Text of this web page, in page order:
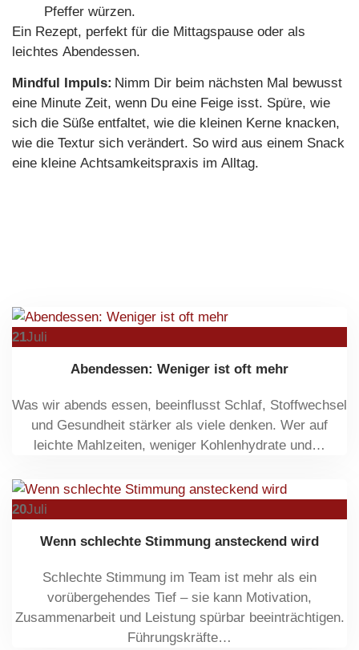
Pfeffer würzen.
Ein Rezept, perfekt für die Mittagspause oder als
leichtes Abendessen.
Mindful Impuls: Nimm Dir beim nächsten Mal bewusst
eine Minute Zeit, wenn Du eine Feige isst. Spüre, wie
sich die Süße entfaltet, wie die kleinen Kerne knacken,
wie die Textur sich verändert. So wird aus einem Snack
eine kleine Achtsamkeitspraxis im Alltag.
21Juli
Abendessen: Weniger ist oft mehr
Was wir abends essen, beeinflusst Schlaf, Stoffwechsel
und Gesundheit stärker als viele denken. Wer auf
leichte Mahlzeiten, weniger Kohlenhydrate und…
20Juli
Wenn schlechte Stimmung ansteckend wird
Schlechte Stimmung im Team ist mehr als ein
vorübergehendes Tief – sie kann Motivation,
Zusammenarbeit und Leistung spürbar beeinträchtigen.
Führungskräfte…